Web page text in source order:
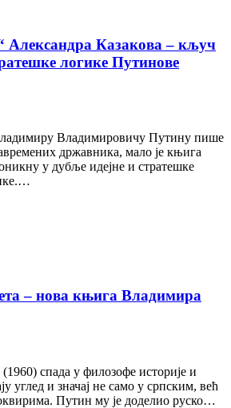
Александра Казакова – кључ
логике Путинове
Владимировичу Путину пише
државника, мало је књига
у дубље идејне и стратешке
– нова књига Владимира
спада у филозофе историје и
углед и значај не само у српским, већ
Путин му је доделио руско…